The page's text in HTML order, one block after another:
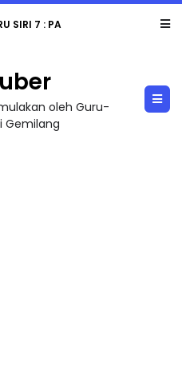
PENYELAMAT DUNIA
oleh Guru-
Gemilang